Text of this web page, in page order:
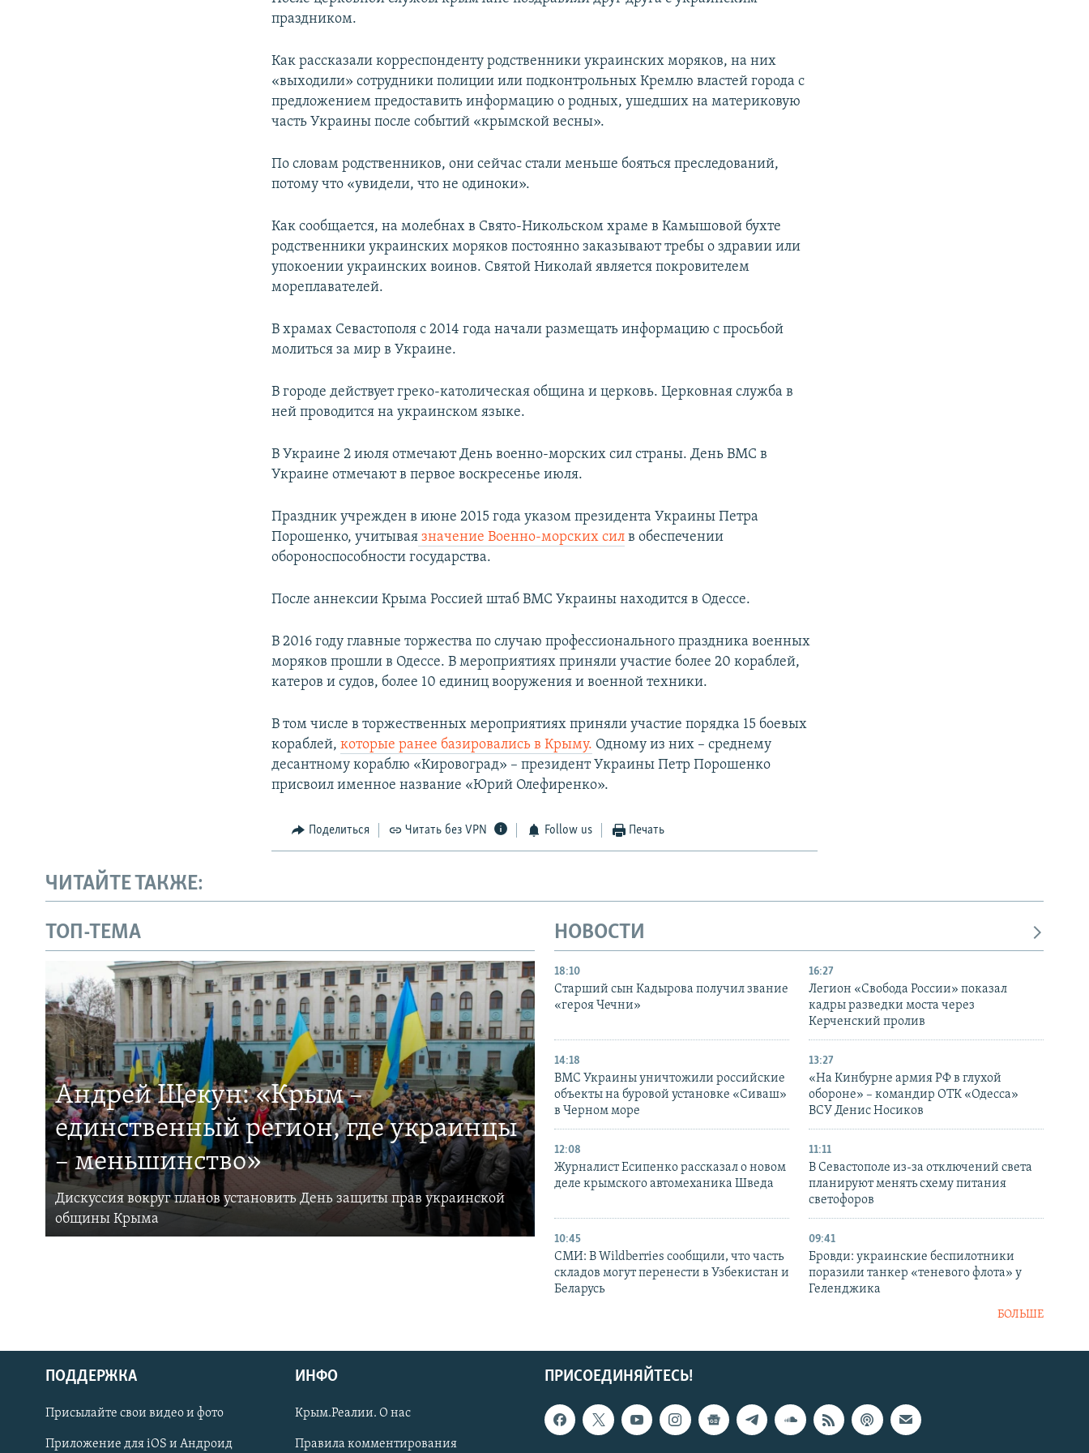
Українською
Qırımtatar
праздником.
Как рассказали корреспонденту родственники украинских моряков, на них
«выходили» сотрудники полиции или подконтрольных Кремлю властей города с
предложением предоставить информацию о родных, ушедших на материковую
часть Украины после событий «крымской весны».
По словам родственников, они сейчас стали меньше бояться преследований,
потому что «увидели, что не одиноки».
Как сообщается, на молебнах в Свято-Никольском храме в Камышовой бухте
родственники украинских моряков постоянно заказывают требы о здравии или
упокоении украинских воинов. Святой Николай является покровителем
мореплавателей.
В храмах Севастополя с 2014 года начали размещать информацию с просьбой
молиться за мир в Украине.
В городе действует греко-католическая община и церковь. Церковная служба в
ней проводится на украинском языке.
В Украине 2 июля отмечают День военно-морских сил страны. День ВМС в
Украине отмечают в первое воскресенье июля.
Праздник учрежден в июне 2015 года указом президента Украины Петра
Порошенко, учитывая значение Военно-морских сил в обеспечении
обороноспособности государства.
После аннексии Крыма Россией штаб ВМС Украины находится в Одессе.
В 2016 году главные торжества по случаю профессионального праздника военных
моряков прошли в Одессе. В мероприятиях приняли участие более 20 кораблей,
катеров и судов, более 10 единиц вооружения и военной техники.
В том числе в торжественных мероприятиях приняли участие порядка 15 боевых
кораблей,которые ранее базировались в Крыму. Одному из них – среднему
десантному кораблю «Кировоград» – президент Украины Петр Порошенко
присвоил именное название «Юрий Олефиренко».
Поделиться Читать без VPN Follow us Печать
ЧИТАЙТЕ ТАКЖЕ:
ТОП-ТЕМА
Андрей Щекун: «Крым –
единственный регион, где украинцы
– меньшинство»
Дискуссия вокруг планов установить День защиты прав украинской
общины Крыма
НОВОСТИ
18:10
Старший сын Кадырова получил звание
«героя Чечни»
16:27
Легион «Свобода России» показал
кадры разведки моста через
Керченский пролив
14:18
ВМС Украины уничтожили российские
объекты на буровой установке «Сиваш»
в Черном море
13:27
«На Кинбурне армия РФ в глухой
обороне» – командир ОТК «Одесса»
ВСУ Денис Носиков
12:08
Журналист Есипенко рассказал о новом
деле крымского автомеханика Шведа
11:11
В Севастополе из-за отключений света
планируют менять схему питания
светофоров
10:45
СМИ: В Wildberries сообщили, что часть
складов могут перенести в Узбекистан и
Беларусь
09:41
Бровди: украинские беспилотники
поразили танкер «теневого флота» у
Геленджика
БОЛЬШЕ
ПРИСОЕДИНЯЙТЕСЬ!
ПОДДЕРЖКА
Присылайте свои видео и фото
Приложение для iOS и Андроид
ИНФО
Крым.Реалии. О нас
Правила комментирования